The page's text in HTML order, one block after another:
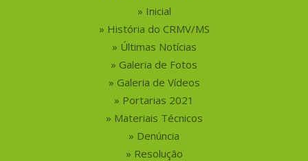
Inicial
História do CRMV/MS
Últimas Notícias
Galeria de Fotos
Galeria de Vídeos
Portarias 2021
Materiais Técnicos
Denúncia
Resolução